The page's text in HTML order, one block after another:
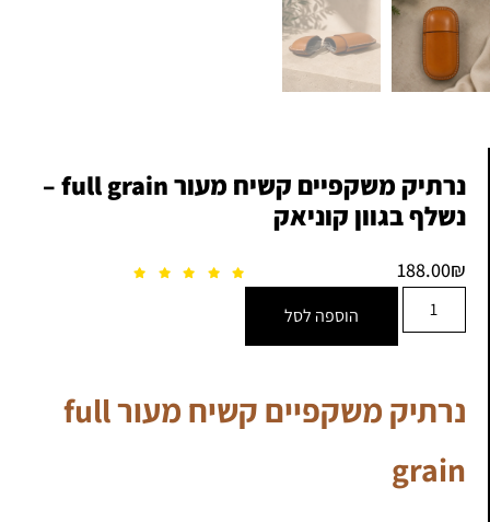
נרתיק משקפיים קשיח מעור full grain –
נשלף בגוון קוניאק
188.00₪
הוספה לסל
נרתיק משקפיים קשיח מעור full
grain